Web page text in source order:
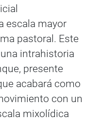
escala mayor
pastoral. Este
intrahistoria
presente
acabará como
con un
mixolídica